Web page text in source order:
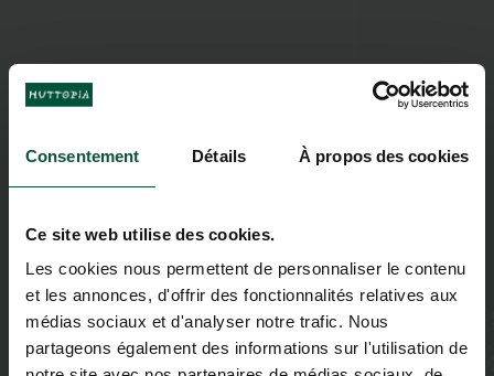
Consentement Détails À propos des cookies
Ce site web utilise des cookies.
Les cookies nous permettent de personnaliser le contenu
et les annonces, d'offrir des fonctionnalités relatives aux
médias sociaux et d'analyser notre trafic. Nous
partageons également des informations sur l'utilisation de